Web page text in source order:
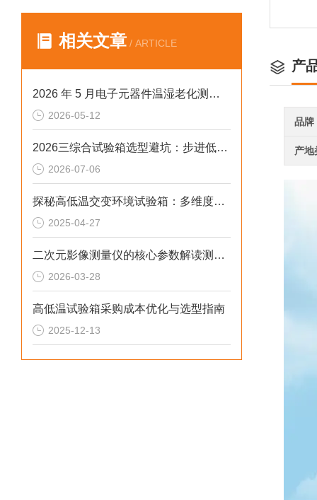
相关文章 / ARTICLE
2026 年 5 月电子元器件温湿老化测试快速温变试验箱排行榜
2026-05-12
2026三综合试验箱选型避坑：步进低配设备风险解析
2026-07-06
探秘高低温交变环境试验箱：多维度解析
2025-04-27
二次元影像测量仪的核心参数解读测量精度与重复精度
2026-03-28
高低温试验箱采购成本优化与选型指南
2025-12-13
产
品牌
产地